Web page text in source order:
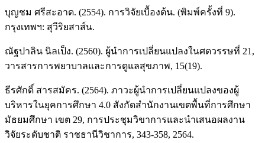
บุญชม ศรีสะอาด. (2554). การวิจัยเบื้องต้น. (พิมพ์ครั้งที่ 9).
กรุงเทพฯ: สุวีริยสาส์น.
ณัฐปาลิน นิลเป็ง. (2560). ผู้นำการเปลี่ยนแปลงในศตวรรษที่ 21,
วารสารการพยาบาลและการดูแลสุขภาพ, 15(19).
ธีรศักดิ์ สารสมัคร. (2564). ภาวะผู้นำการเปลี่ยนแปลงของผู้
บริหารในยุคการศึกษา 4.0 สังกัดสำนักงานเขตพื้นที่การศึกษา
มัธยมศึกษา เขต 29, การประชุมวิขาการและนำเสนอผลงาน
วิจัยระดับชาติ ราชธานีวิชาการ, 343-358, 2564.